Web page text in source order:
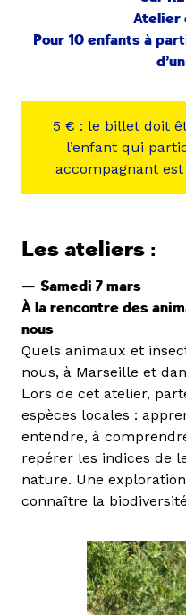
Atelier
Pour 10 enfants à
5 € : le billet doit
l’enfant qui
accompagnant
Les ateliers :
— Samedi 7 mars
À la rencontre des
nous
Quels animaux et
nous, à Marseille et
Lors de cet atelier,
espèces locales :
entendre, à
repérer les indices de
nature. Une
connaître la